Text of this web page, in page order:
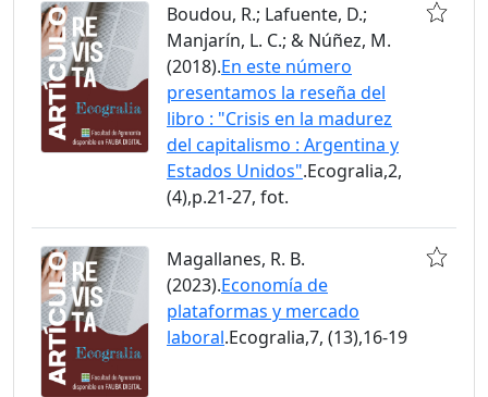
Boudou, R.; Lafuente, D.;
Manjarín, L. C.; & Núñez, M.
(2018).En este número
presentamos la reseña del
libro : "Crisis en la madurez
del capitalismo : Argentina y
Estados Unidos".Ecogralia,2,
(4),p.21-27, fot.
Magallanes, R. B.
(2023).Economía de
plataformas y mercado
laboral.Ecogralia,7, (13),16-19